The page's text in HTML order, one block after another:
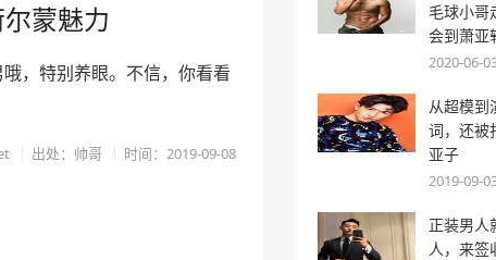
蒙魅力
，特别养眼。不信，你看看
出处：帅哥 时间：2019-09-08
毛球小哥
会到萧亚
2020-06-
从超模到
词，还被
亚子
2019-09-
正装男人
人，来签